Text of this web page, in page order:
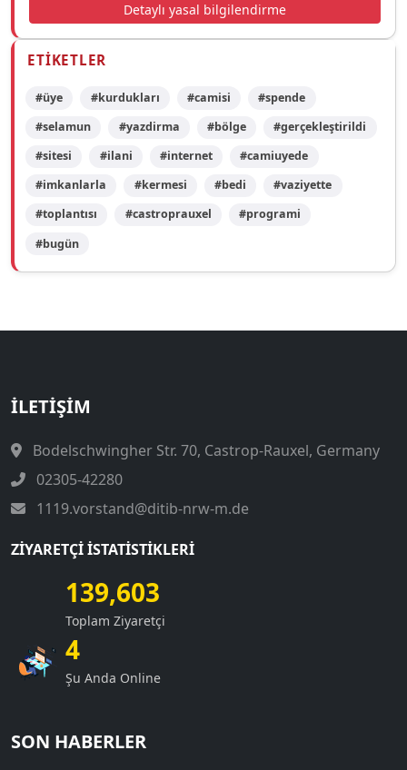
Detaylı yasal bilgilendirme
ETIKETLER
#üye #kurdukları #camisi
#spende
#selamun
#yazdirma #bölge
#gerçekleştirildi
#sitesi
#ilani #internet
#camiuyede
#imkanlarla
#kermesi #bedi
#vaziyette
#toplantısı
#castroprauxel
#programi
#bugün
İLETIŞIM
Bodelschwingher Str. 70, Castrop-Rauxel, Germany
02305-42280
1119.vorstand@ditib-nrw-m.de
ZIYARETÇI İSTATISTIKLERI
139,603
Toplam Ziyaretçi
4
Şu Anda Online
SON HABERLER